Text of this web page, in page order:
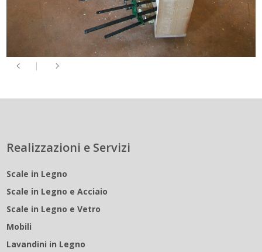
Realizzazioni e Servizi
Scale in Legno
Scale in Legno e Acciaio
Scale in Legno e Vetro
Mobili
Lavandini in Legno